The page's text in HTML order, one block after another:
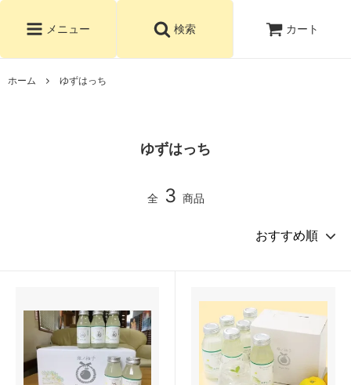
メニュー 検索 カート
ホーム ゆずはっち
ゆずはっち
全 3 商品